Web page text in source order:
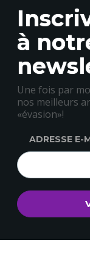
à
Une fois par
nos meilleurs
«évasion»!
ADRESSE E-